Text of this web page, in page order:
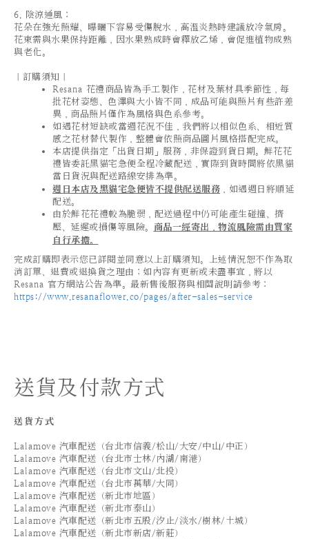
6. 陰涼通風：
花朵在強光照耀、曝曬下容易受傷脫水，高溫炎熱時建議放冷氣房。
花束需與水果保持距離，因水果熟成時會釋放乙烯，會促進植物成熟
與老化。
｜訂購須知｜
Resana 花禮商品皆為手工製作，花材及葉材具季節性，每
批花材姿態、色澤與大小皆不同，成品可能與照片有些許差
異，商品照片僅作為風格與色系參考。
如遇花材短缺或當週花況不佳，我們將以相似色系、相近質
感之花材替代製作，整體會依照商品圖片風格搭配完成。
本店提供指定「出貨日期」服務，非保證到貨日期。鮮花花
禮皆委託黑貓宅急便全程冷藏配送，實際到貨時間將依黑貓
當日貨況與配送路線安排為準。
週日本店及黑貓宅急便皆不提供配送服務 ，如遇週日將順延
配送。
由於鮮花花禮較為脆弱，配送過程中仍可能產生碰撞、擠
壓、延遲或損傷等風險。 商品一經寄出，物流風險需由買家
自行承擔。
完成訂購即表示您已詳閱並同意以上訂購須知。上述情況恕不作為取
消訂單、退費或退換貨之理由；如內容有更新或未盡事宜，將以
Resana 官方網站公告為準。最新售後服務與相關說明請參考：
https://www.resanaflower.co/pages/after-sales-service
送貨及付款方式
送貨方式
Lalamove 汽車配送（台北市信義/松山/大安/中山/中正）
Lalamove 汽車配送（台北市士林/內湖/南港）
Lalamove 汽車配送（台北市文山/北投）
Lalamove 汽車配送（台北市萬華/大同）
Lalamove 汽車配送（新北市地區）
Lalamove 汽車配送（新北市泰山）
Lalamove 汽車配送（新北市五股/汐止/淡水/樹林/土城）
Lalamove 汽車配送（新北市新店/新莊）